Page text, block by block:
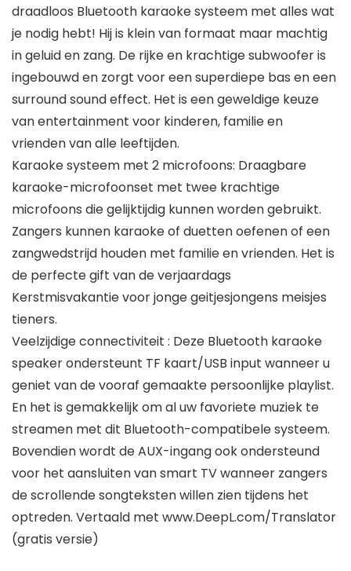
draadloos Bluetooth karaoke systeem met alles wat
je nodig hebt! Hij is klein van formaat maar machtig
in geluid en zang. De rijke en krachtige subwoofer is
ingebouwd en zorgt voor een superdiepe bas en een
surround sound effect. Het is een geweldige keuze
van entertainment voor kinderen, familie en
vrienden van alle leeftijden.
Karaoke systeem met 2 microfoons: Draagbare
karaoke-microfoonset met twee krachtige
microfoons die gelijktijdig kunnen worden gebruikt.
Zangers kunnen karaoke of duetten oefenen of een
zangwedstrijd houden met familie en vrienden. Het is
de perfecte gift van de verjaardags
Kerstmisvakantie voor jonge geitjesjongens meisjes
tieners.
Veelzijdige connectiviteit : Deze Bluetooth karaoke
speaker ondersteunt TF kaart/USB input wanneer u
geniet van de vooraf gemaakte persoonlijke playlist.
En het is gemakkelijk om al uw favoriete muziek te
streamen met dit Bluetooth-compatibele systeem.
Bovendien wordt de AUX-ingang ook ondersteund
voor het aansluiten van smart TV wanneer zangers
de scrollende songteksten willen zien tijdens het
optreden. Vertaald met www.DeepL.com/Translator
(gratis versie)